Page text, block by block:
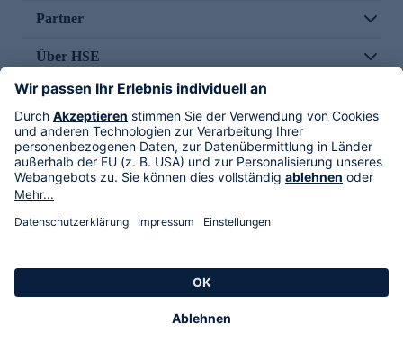
Partner
Über HSE
Im TV
HSE International